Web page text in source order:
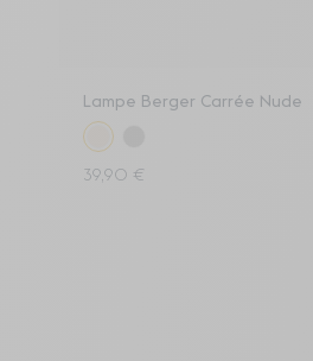
Ajouter au panier
Lampe Berger Carrée Nude
39,90 €